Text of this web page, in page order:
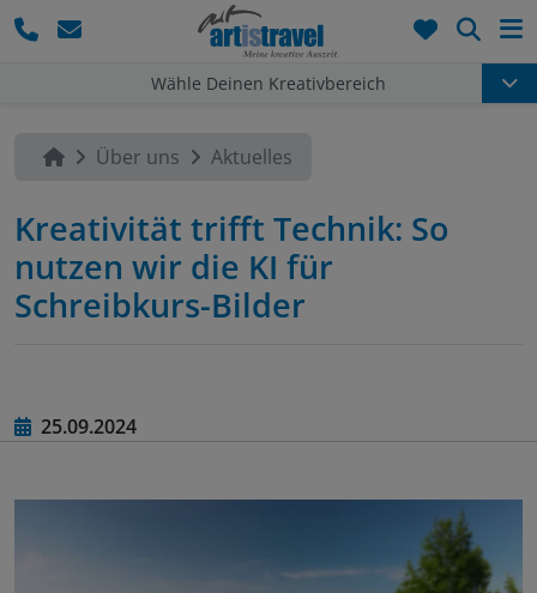
Wähle Deinen Kreativbereich
Über uns Aktuelles
Kreativität trifft Technik: So
nutzen wir die KI für
Schreibkurs-Bilder
25.09.2024